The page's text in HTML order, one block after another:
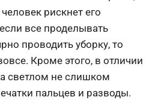
рискнет его
все проделывать
проводить уборку, то
Кроме этого, в отличии
светлом не слишком
пальцев и разводы.